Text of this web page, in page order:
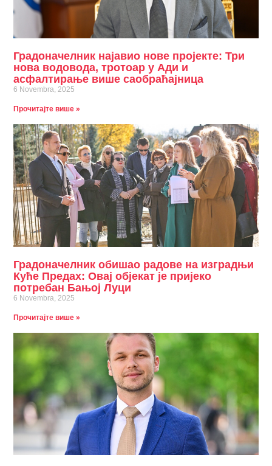
Градоначелник најавио нове пројекте: Три
нова водовода, тротоар у Ади и
асфалтирање више саобраћајница
6 Novembra, 2025
Прочитајте више »
Градоначелник обишао радове на изградњи
Куће Предах: Овај објекат је пријеко
потребан Бањој Луци
6 Novembra, 2025
Прочитајте више »